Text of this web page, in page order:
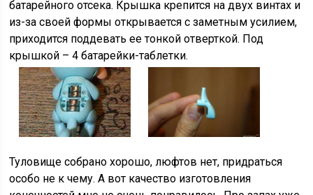
батарейного отсека. Крышка крепится на двух винтах и
из-за своей формы открывается с заметным усилием,
приходится поддевать ее тонкой отверткой. Под
крышкой – 4 батарейки-таблетки.
Туловище собрано хорошо, люфтов нет, придраться
особо не к чему. А вот качество изготовления